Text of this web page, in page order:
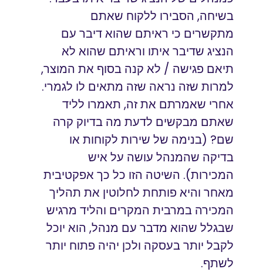
בשיחה, הסבירו ללקוח שאתם
מתקשרים כי ראיתם שהוא דיבר עם
הנציג שדיבר איתו וראיתם שהוא לא
תיאם פגישה / לא קנה בסוף את המוצר,
למרות שזה נראה שזה מתאים לו לגמרי.
אחרי שאמרתם את זה, תאמרו לליד
שאתם מבקשים לדעת מה בדיוק קרה
שם? (בנימה של שירות לקוחות או
בדיקה שהמנהל עושה על איש
המכירות). השיטה הזו כל כך אפקטיבית
מאחר והיא פותחת לחלוטין את תהליך
המכירה במרבית המקרים והליד מרגיש
שבגלל שהוא מדבר עם מנהל, הוא יוכל
לקבל יותר בעסקה ולכן יהיה פתוח יותר
לשתף.